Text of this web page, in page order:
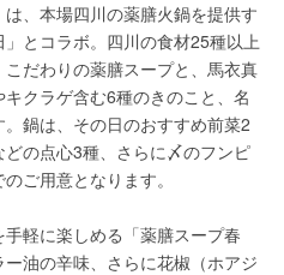
、本場四川の薬膳火鍋を提供す
とコラボ。四川の食材25種以上
だわりの薬膳スープと、馬衣真
クラゲ含む6種のきのこと、名
鍋は、その日のおすすめ前菜2
の点心3種、さらに〆のフンピ
ご用意となります。
軽に楽しめる「薬膳スープ春
油の辛味、さらに花椒（ホアジ